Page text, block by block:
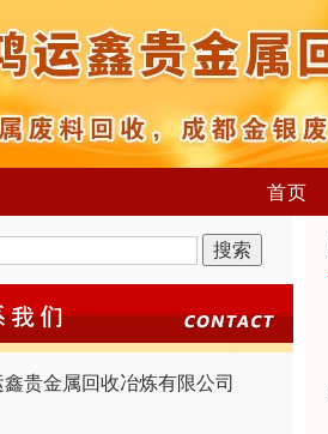
首页
鑫贵金属回收冶炼有限公司